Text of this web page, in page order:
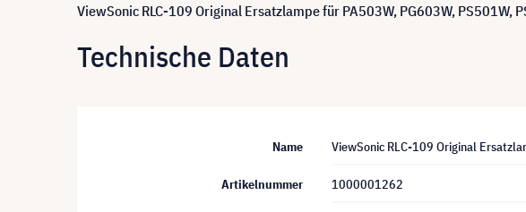
ViewSonic RLC-109 Original Ersatzlampe für PA503W, PG603W, PS501W,
Technische Daten
Name ViewSonic RLC-109 Original
Artikelnummer 1000001262